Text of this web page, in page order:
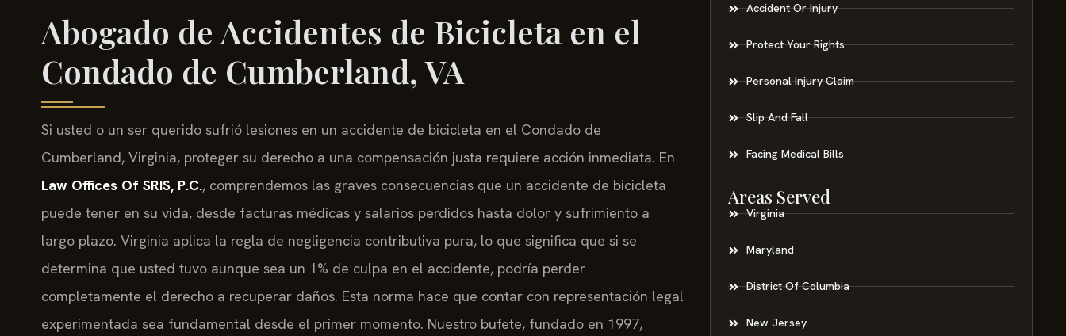
Abogado de Accidentes de Bicicleta en el
Condado de Cumberland, VA
Si usted o un ser querido sufrió lesiones en un accidente de bicicleta en el Condado de
Cumberland, Virginia, proteger su derecho a una compensación justa requiere acción inmediata. En
Law Offices Of SRIS, P.C., comprendemos las graves consecuencias que un accidente de bicicleta
puede tener en su vida, desde facturas médicas y salarios perdidos hasta dolor y sufrimiento a
largo plazo. Virginia aplica la regla de negligencia contributiva pura, lo que significa que si se
determina que usted tuvo aunque sea un 1% de culpa en el accidente, podría perder
completamente el derecho a recuperar daños. Esta norma hace que contar con representación legal
experimentada sea fundamental desde el primer momento. Nuestro bufete, fundado en 1997,
Accident Or Injury
Protect Your Rights
Personal Injury Claim
Slip And Fall
Facing Medical Bills
Areas Served
Virginia
Maryland
District Of Columbia
New Jersey